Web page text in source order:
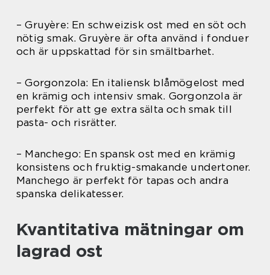
– Gruyère: En schweizisk ost med en söt och
nötig smak. Gruyère är ofta använd i fonduer
och är uppskattad för sin smältbarhet.
– Gorgonzola: En italiensk blåmögelost med
en krämig och intensiv smak. Gorgonzola är
perfekt för att ge extra sälta och smak till
pasta- och risrätter.
– Manchego: En spansk ost med en krämig
konsistens och fruktig-smakande undertoner.
Manchego är perfekt för tapas och andra
spanska delikatesser.
Kvantitativa mätningar om
lagrad ost